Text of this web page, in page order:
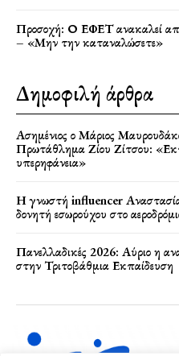
Προσοχή: Ο ΕΦΕΤ ανακαλεί
– «Μην την καταναλώσετε»
Δημοφιλή άρθρα
Ασημένιος ο Μάριος
Πρωτάθλημα Ζίου Ζίτσου:
υπερηφάνεια»
Η γνωστή influencer
δονητή εσωρούχου στο
Πανελλαδικές 2026: Αύριο η
στην Τριτοβάθμια Εκπαίδευση